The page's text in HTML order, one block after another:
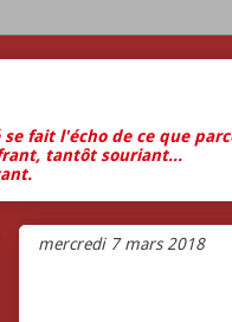
se fait l'écho de ce que
tantôt souriant...
mercredi 7 mars 2018